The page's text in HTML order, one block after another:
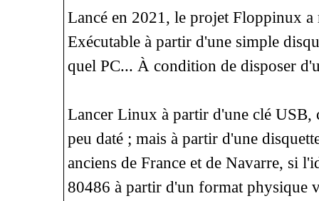
Lancé en 2021, le projet Floppinux a
Exécutable à partir d'une simple
quel PC... À condition de disposer
Lancer Linux à partir d'une clé USB,
peu daté ; mais à partir d'une
anciens de France et de Navarre, si
80486 à partir d'un format physique